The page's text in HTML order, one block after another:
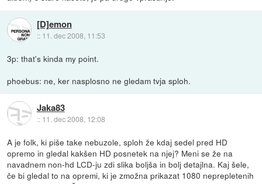
[D]emon
:: 11. dec 2008, 11:53
3p: that's kinda my point.
phoebus: ne, ker nasplosno ne gledam tvja sploh.
Jaka83
:: 11. dec 2008, 12:08
A je folk, ki piše take nebuzole, sploh že kdaj sedel pred HD
opremo in gledal kakšen HD posnetek na njej? Meni se že na
navadnem non-hd LCD-ju zdi slika boljša in bolj detajlna. Kaj šele,
če bi gledal to na opremi, ki je zmožna prikazat 1080 neprepletenih